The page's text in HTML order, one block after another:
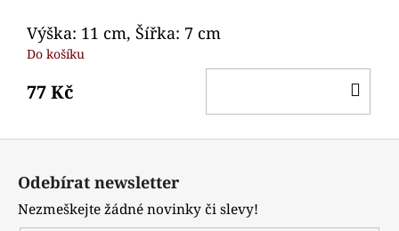
Výška: 11 cm, Šířka: 7 cm
Do košíku
77 Kč
Z
Odebírat newsletter
Nezmeškejte žádné novinky či slevy!